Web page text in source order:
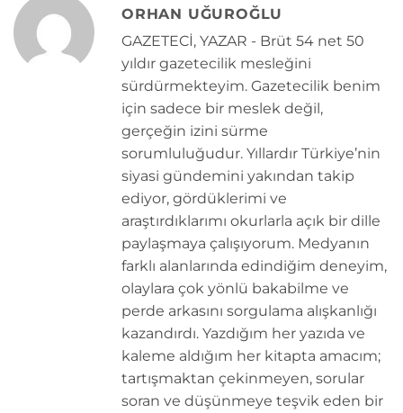
ORHAN UĞUROĞLU
GAZETECİ, YAZAR - Brüt 54 net 50
yıldır gazetecilik mesleğini
sürdürmekteyim. Gazetecilik benim
için sadece bir meslek değil,
gerçeğin izini sürme
sorumluluğudur. Yıllardır Türkiye’nin
siyasi gündemini yakından takip
ediyor, gördüklerimi ve
araştırdıklarımı okurlarla açık bir dille
paylaşmaya çalışıyorum. Medyanın
farklı alanlarında edindiğim deneyim,
olaylara çok yönlü bakabilme ve
perde arkasını sorgulama alışkanlığı
kazandırdı. Yazdığım her yazıda ve
kaleme aldığım her kitapta amacım;
tartışmaktan çekinmeyen, sorular
soran ve düşünmeye teşvik eden bir